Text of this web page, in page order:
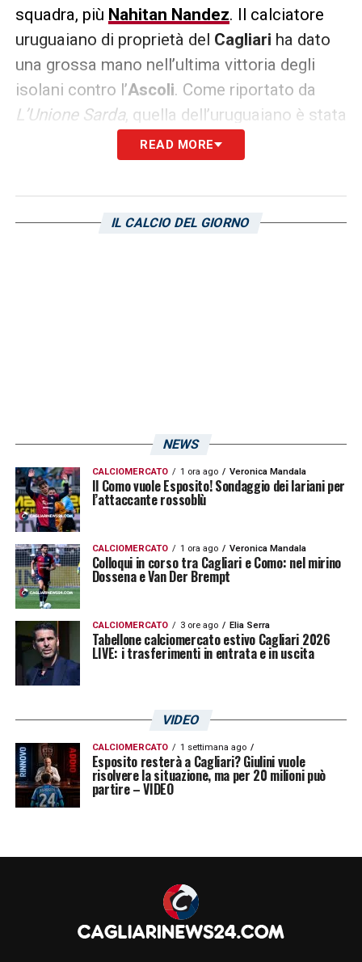
squadra, più Nahitan Nandez. Il calciatore
uruguaiano di proprietà del Cagliari ha dato
una grossa mano nell’ultima vittoria degli
isolani contro l’Ascoli. Come riportato da
L’Unione Sarda, quella dell’uruguaiano è stata
una vera e propria metamorfosi rispetto alla
brutta copia vista nel primo tempo: troppo
se stesso, correva a vuoto e non ha vinto un
READ MORE
IL CALCIO DEL GIORNO
NEWS
CALCIOMERCATO 1 ora ago Veronica Mandala
Il Como vuole Esposito! Sondaggio dei lariani per
l’attaccante rossoblù
CALCIOMERCATO 1 ora ago Veronica Mandala
Colloqui in corso tra Cagliari e Como: nel mirino
Dossena e Van Der Brempt
CALCIOMERCATO 3 ore ago Elia Serra
Tabellone calciomercato estivo Cagliari 2026
LIVE: i trasferimenti in entrata e in uscita
VIDEO
CALCIOMERCATO 1 settimana ago
Esposito resterà a Cagliari? Giulini vuole
risolvere la situazione, ma per 20 milioni può
partire – VIDEO